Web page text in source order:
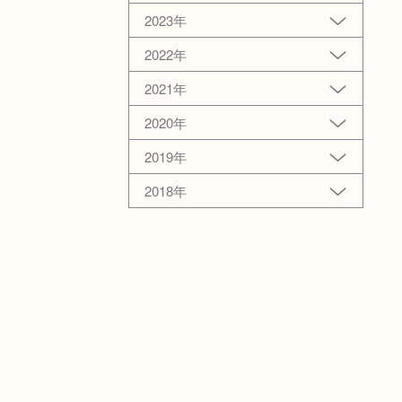
2023年
2022年
2021年
2020年
2019年
2018年